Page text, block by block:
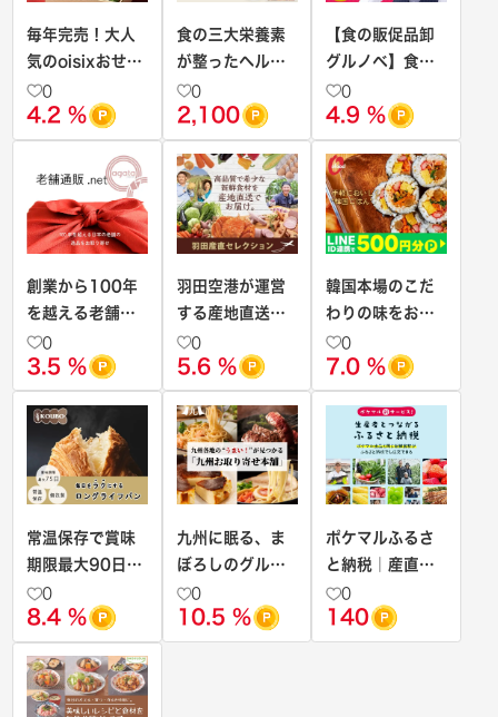
毎年完売！大人
気のoisixおせち
2024年
0
4.2 %
食の三大栄養素
が整ったヘルシ
ーリゾット |
PFC Standard
0
2,100
【食の販促品卸
グルノベ】食品
を中心とした来
場景品・ノベル
ティのBtoB卸サ
イト
0
4.9 %
創業から100年
を越える老舗の
逸品【老舗通
販.net】
0
3.5 %
羽田空港が運営
する産地直送通
販サイト【羽田
産直セレクショ
ン】
0
5.6 %
韓国本場のこだ
わりの味をお届
け！【O'Food】
0
7.0 %
常温保存で賞味
期限最大90日の
ロングライフパ
ン専門店
【KOUBO（コ
ウボ）】
0
8.4 %
九州に眠る、ま
ぼろしのグルメ
産直サイト。全
品送料無料【九
州お取り寄せ本
0
10.5 %
ポケマルふるさ
と納税｜産直サ
イトポケットマ
ルシェが運営す
るふるさと納税
0
140